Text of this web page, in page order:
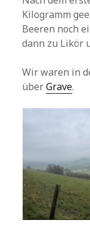
Kilogramm
Beeren noch
dann zu Likör
Wir waren in
überGrave.